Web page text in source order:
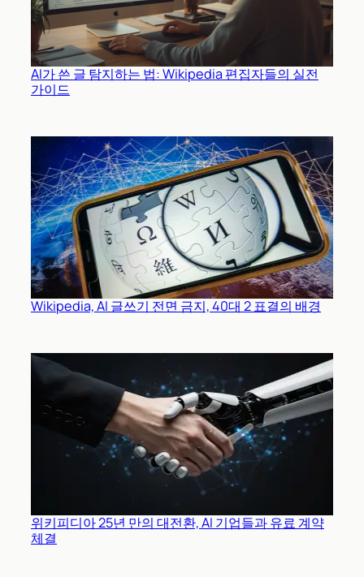
AI가 쓴 글 탐지하는 법: Wikipedia 편집자들의 실전
가이드
Wikipedia, AI 글쓰기 전면 금지, 40대 2 표결의 배경
위키피디아 25년 만의 대전환, AI 기업들과 유료 계약
체결